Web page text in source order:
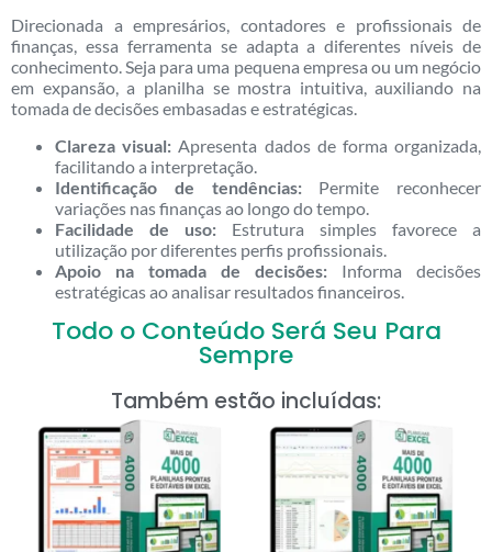
Direcionada a empresários, contadores e profissionais de
finanças, essa ferramenta se adapta a diferentes níveis de
conhecimento. Seja para uma pequena empresa ou um negócio
em expansão, a planilha se mostra intuitiva, auxiliando na
tomada de decisões embasadas e estratégicas.
Clareza visual: Apresenta dados de forma organizada,
facilitando a interpretação.
Identificação de tendências:Permite reconhecer
variações nas finanças ao longo do tempo.
Facilidade de uso: Estrutura simples favorece a
utilização por diferentes perfis profissionais.
Apoio na tomada de decisões: Informa decisões
estratégicas ao analisar resultados financeiros.
Todo o Conteúdo Será Seu Para
Sempre
Também estão incluídas: